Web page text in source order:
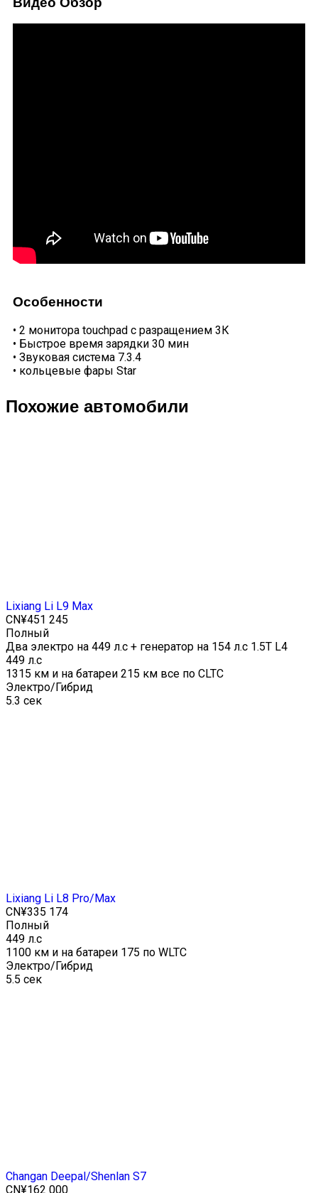
Особенности
• 2 монитора touchpad с разращением 3К
• Быстрое время зарядки 30 мин
• Звуковая система 7.3.4
• кольцевые фары Star
Похожие автомобили
Lixiang Li L9 Max
CN¥451 245
Полный
Два электро на 449 л.с + генератор на 154 л.с 1.5T L4
449 л.с
1315 км и на батареи 215 км все по CLTC
Электро/Гибрид
5.3 сек
Lixiang Li L8 Pro/Max
CN¥335 174
Полный
449 л.с
1100 км и на батареи 175 по WLTC
Электро/Гибрид
5.5 сек
Changan Deepal/Shenlan S7
CN¥162 000